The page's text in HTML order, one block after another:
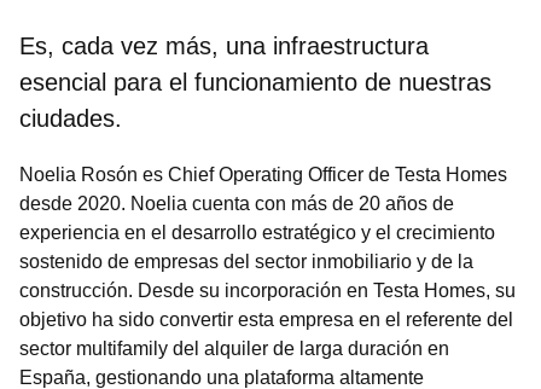
Es, cada vez más, una infraestructura
esencial para el funcionamiento de nuestras
ciudades.
Noelia Rosón es Chief Operating Officer de Testa Homes
desde 2020. Noelia cuenta con más de 20 años de
experiencia en el desarrollo estratégico y el crecimiento
sostenido de empresas del sector inmobiliario y de la
construcción. Desde su incorporación en Testa Homes, su
objetivo ha sido convertir esta empresa en el referente del
sector multifamily del alquiler de larga duración en
España, gestionando una plataforma altamente